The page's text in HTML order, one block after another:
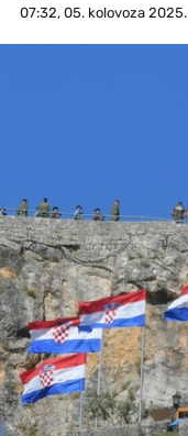
07:32, 05. kolovoza 2025.